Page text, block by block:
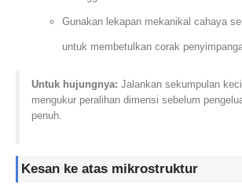
Gunakan lekapan mekanikal cahaya
untuk membetulkan corak
Untuk hujungnya: Jalankan sekumpulan
mengukur peralihan dimensi sebelum
penuh.
Kesan ke atas mikrostruktur